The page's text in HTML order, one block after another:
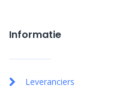
Informatie
Leveranciers